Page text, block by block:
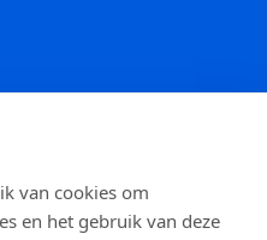
van cookies om
en het gebruik van deze